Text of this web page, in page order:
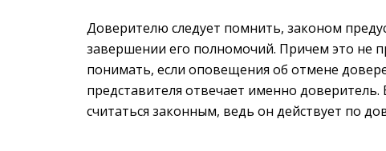
Доверителю следует помнить, законом
завершении его полномочий. Причем это не
понимать, если оповещения об отмене
представителя отвечает именно доверитель.
считаться законным, ведь он действует по